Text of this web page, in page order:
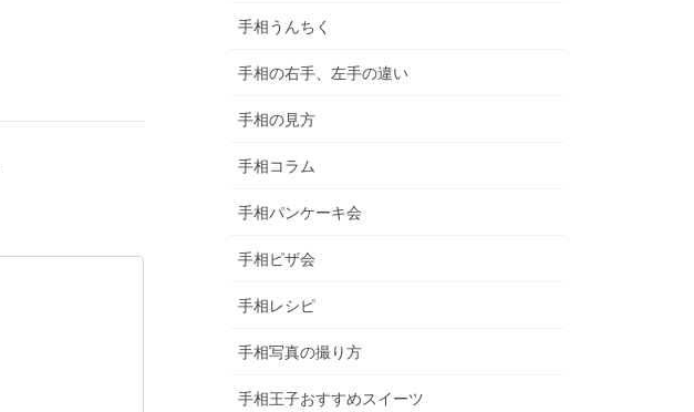
手相うんちく
手相の右手、左手の違い
手相の見方
手相コラム
手相パンケーキ会
手相ピザ会
手相レシピ
手相写真の撮り方
手相王子おすすめスイーツ